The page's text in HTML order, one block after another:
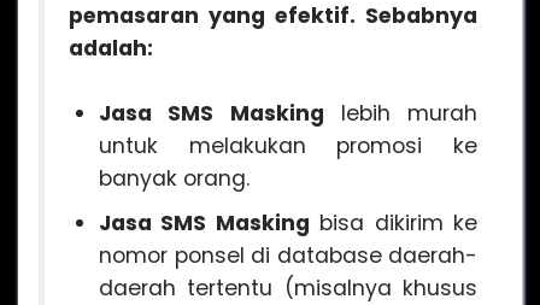
pemasaran yang efektif. Sebabnya
adalah:
Jasa SMS Masking lebih murah
untuk melakukan promosi ke
banyak orang.
Jasa SMS Masking bisa dikirim ke
nomor ponsel di database daerah-
daerah tertentu (misalnya khusus